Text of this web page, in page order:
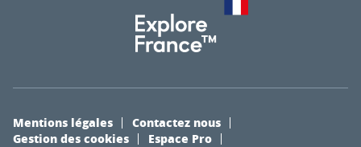
Mentions légales
Contactez nous
Gestion des cookies
Espace Pro